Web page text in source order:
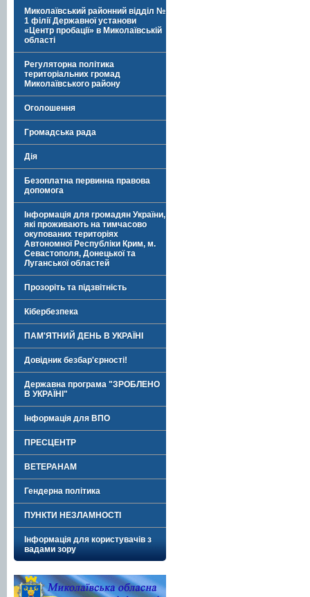
Миколаївський районний відділ №
1 філії Державної установи
«Центр пробації» в Миколаївській
області
Регуляторна політика
територіальних громад
Миколаївського району
Оголошення
Громадська рада
Дія
Безоплатна первинна правова
допомога
Інформація для громадян України,
які проживають на тимчасово
окупованих територіях
Автономної Республіки Крим, м.
Севастополя, Донецької та
Луганської областей
Прозоріть та підзвітність
Кібербезпека
ПАМ'ЯТНИЙ ДЕНЬ В УКРАЇНІ
Довідник безбар'єрності!
Державна програма "ЗРОБЛЕНО
В УКРАЇНІ"
Інформація для ВПО
ПРЕСЦЕНТР
ВЕТЕРАНАМ
Гендерна політика
ПУНКТИ НЕЗЛАМНОСТІ
Інформація для користувачів з
вадами зору